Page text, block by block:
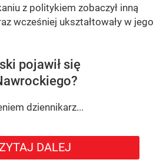
z politykiem zobaczył inną
wcześniej ukształtowały w jego
pojawił się
dziennikarz...
DALEJ